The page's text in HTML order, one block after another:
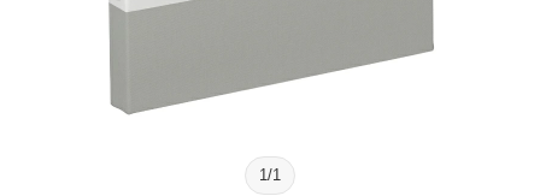
1 /1